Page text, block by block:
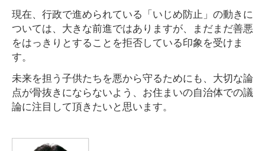
現在、行政で進められている「いじめ防止」の動きに
ついては、大きな前進ではありますが、まだまだ善悪
をはっきりとすることを拒否している印象を受けま
す。
未来を担う子供たちを悪から守るためにも、大切な論
点が骨抜きにならないよう、お住まいの自治体での議
論に注目して頂きたいと思います。